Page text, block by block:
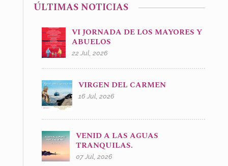
ÚLTIMAS NOTICIAS
VI JORNADA DE LOS MAYORES Y
ABUELOS
22 Jul, 2026
VIRGEN DEL CARMEN
16 Jul, 2026
VENID A LAS AGUAS
TRANQUILAS.
07 Jul, 2026